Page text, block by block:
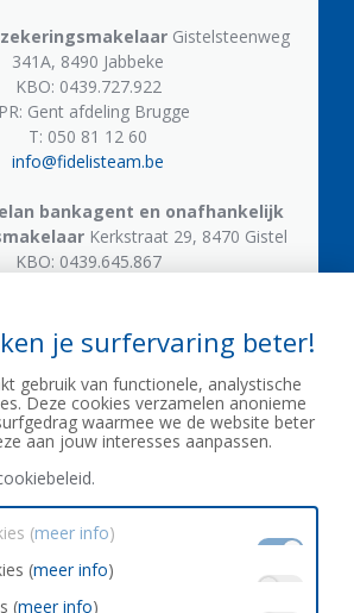
Gistelsteenweg
341A, 8490 Jabbeke
KBO: 0439.727.922
Gent afdeling Brugge
T: 050 81 12 60
info@fidelisteam.be
bankagent en onafhankelijk
Kerkstraat 29, 8470 Gistel
KBO: 0439.645.867
bankagent en onafhankelijk
Gistelsteenweg 609, 8490
Jabbeke
KBO: 0439.645.867
zerkegem@crelan.be
je surfervaring beter!
gebruik van functionele, analystische
Deze cookies verzamelen anonieme
waarmee we de website beter
aan jouw interesses aanpassen.
(meer info)
(meer info)
(meer info)